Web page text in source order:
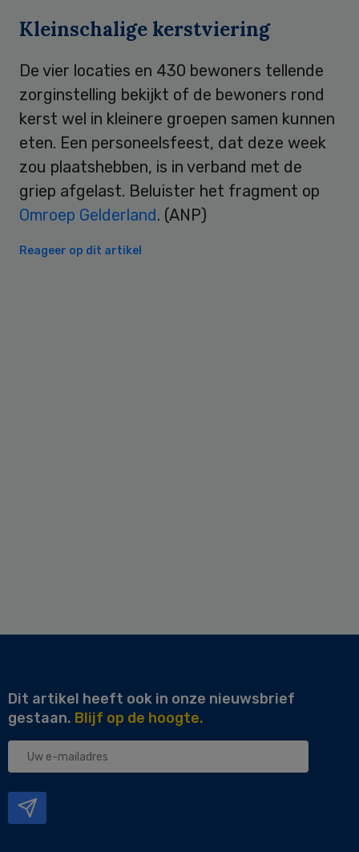
Kleinschalige kerstviering
De vier locaties en 430 bewoners tellende
zorginstelling bekijkt of de bewoners rond
kerst wel in kleinere groepen samen kunnen
eten. Een personeelsfeest, dat deze week
zou plaatshebben, is in verband met de
griep afgelast. Beluister het fragment op
Omroep Gelderland. (ANP)
Reageer op dit artikel
Dit artikel heeft ook in onze nieuwsbrief
gestaan. Blijf op de hoogte.
Uw